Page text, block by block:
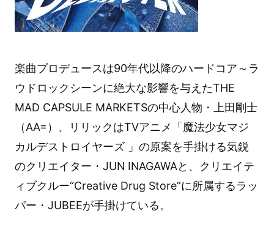
楽曲プロデュースは90年代以降のハードコア～ラ
ウドロックシーンに絶大な影響を与えたTHE
MAD CAPSULE MARKETSの中心人物・上田剛士
（AA=）、リリックはTVアニメ「魔法少女マジ
カルデストロイヤーズ 」の原案を手掛ける気鋭
のクリエイター・JUN INAGAWAと、クリエイテ
ィブクルー“Creative Drug Store”に所属するラッ
パー・JUBEEが手掛けている。